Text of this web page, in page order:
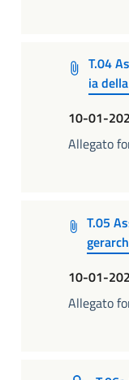
T.04
ia
10-01-
Allegato
T.05
10-01-
Allegato